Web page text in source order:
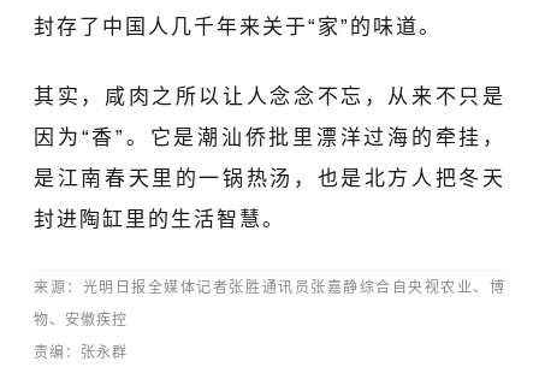
封存了中国人几千年来关于“家”的味道。
其实，咸肉之所以让人念念不忘，从来不只是
因为 “ 香” 。它是潮汕侨批里漂洋过海的牵挂，
是江南春天里的一锅热汤，也是北方人把冬天
封进陶缸里的生活智慧。
来源：光明日报全媒体记者张胜通讯员张嘉静综合自央视农业、博
物、安徽疾控
责编：张永群